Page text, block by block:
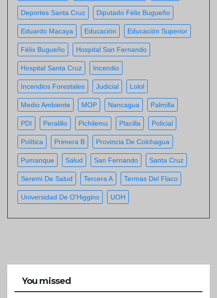
Deportes Santa Cruz Diputado Félix Bugueño
Eduardo Macaya Educación Educación Superior
Félix Bugueño Hospital San Fernando
Hospital Santa Cruz Incendio
Incendios Forestales Judicial Lolol
Medio Ambiente MOP Nancagua Palmilla
PDI Peralillo Pichilemu Placilla Policial
Política Primera B Provincia De Colchagua
Pumanque Salud San Fernando Santa Cruz
Seremi De Salud Tercera A Termas Del Flaco
Universidad De O'Higgins UOH
You missed